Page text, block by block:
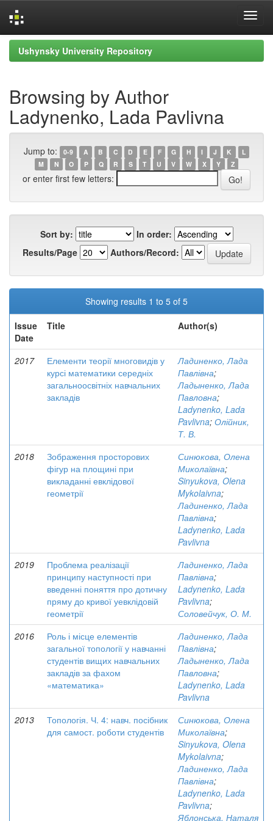
Skip
navigation
Ushynsky University Repository
Browsing by Author
Ladynenko, Lada Pavlivna
Jump to: 0-9 A B C D E F G H I J K
L
M
N O P Q R S T U V W X Y Z
or enter first few letters:
Sort by:
In order:
Results/Page
Authors/Record:
Showing results 1 to 5 of 5
Issue
Date
Title Author(s)
2017
Елементи теорії многовидів у
курсі математики середніх
загальноосвітніх навчальних
закладів
Ладиненко, Лада
Павлівна;
Ладыненко, Лада
Павловна;
Ladynenko, Lada
Pavlivna; Олійник,
Т. В.
2018
Зображення просторових
фігур на площині при
викладанні евклідової
геометрії
Синюкова, Олена
Миколаївна;
Sinyukova, Olena
Mykolaivna;
Ладиненко, Лада
Павлівна;
Ladynenko, Lada
Pavlivna
2019
Проблема реалізації
принципу наступності при
введенні поняття про дотичну
пряму до кривої уевклідовій
геометрії
Ладиненко, Лада
Павлівна;
Ladynenko, Lada
Pavlivna;
Соловейчук, О. М.
2016
Роль і місце елементів
загальної топології у навчанні
студентів вищих навчальних
закладів за фахом
«математика»
Ладиненко, Лада
Павлівна;
Ладыненко, Лада
Павловна;
Ladynenko, Lada
Pavlivna
2013
Топологія. Ч. 4: навч. посібник
для самост. роботи студентів
Синюкова, Олена
Миколаївна;
Sinyukova, Olena
Mykolaivna;
Ладиненко, Лада
Павлівна;
Ladynenko, Lada
Pavlivna;
Яблонська, Наталя